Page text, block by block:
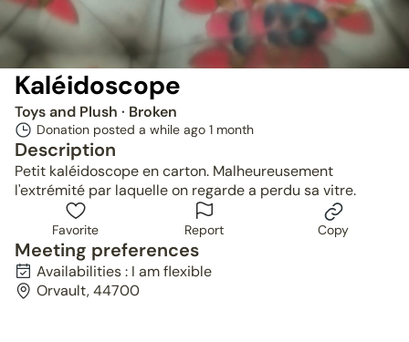
Kaléidoscope
Toys and Plush · Broken
Donation posted a while ago 1 month
Description
Petit kaléidoscope en carton. Malheureusement
l'extrémité par laquelle on regarde a perdu sa vitre.
Favorite Report Copy
Meeting preferences
Availabilities : I am flexible
Orvault, 44700